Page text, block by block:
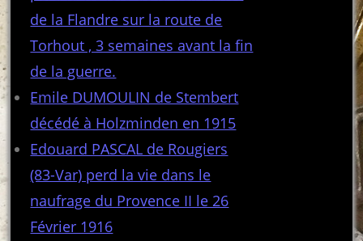
de la Flandre sur la route de
Torhout , 3 semaines avant la fin
de la guerre.
Emile DUMOULIN de Stembert
décédé à Holzminden en 1915
Edouard PASCAL de Rougiers
(83-Var) perd la vie dans le
naufrage du Provence II le 26
Février 1916